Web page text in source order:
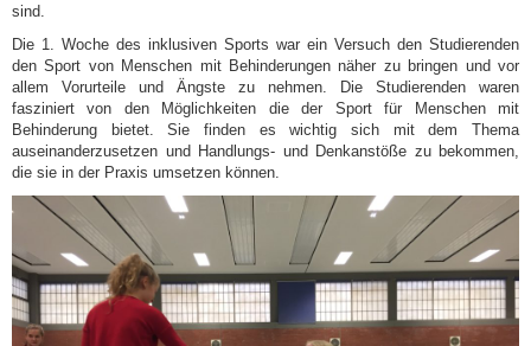
sind.
Die 1. Woche des inklusiven Sports war ein Versuch den Studierenden
den Sport von Menschen mit Behinderungen näher zu bringen und vor
allem Vorurteile und Ängste zu nehmen. Die Studierenden waren
fasziniert von den Möglichkeiten die der Sport für Menschen mit
Behinderung bietet. Sie finden es wichtig sich mit dem Thema
auseinanderzusetzen und Handlungs- und Denkanstöße zu bekommen,
die sie in der Praxis umsetzen können.